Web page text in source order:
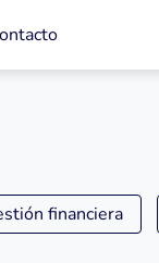
financiera